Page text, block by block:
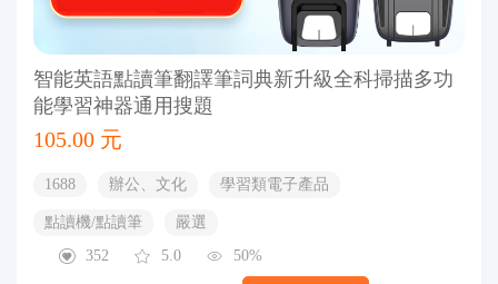
智能英語點讀筆翻譯筆詞典新升級全科掃描多功
能學習神器通用搜題
105.00 元
1688 辦公、文化 學習類電子產品
點讀機/點讀筆
嚴選
352
5.0 50%